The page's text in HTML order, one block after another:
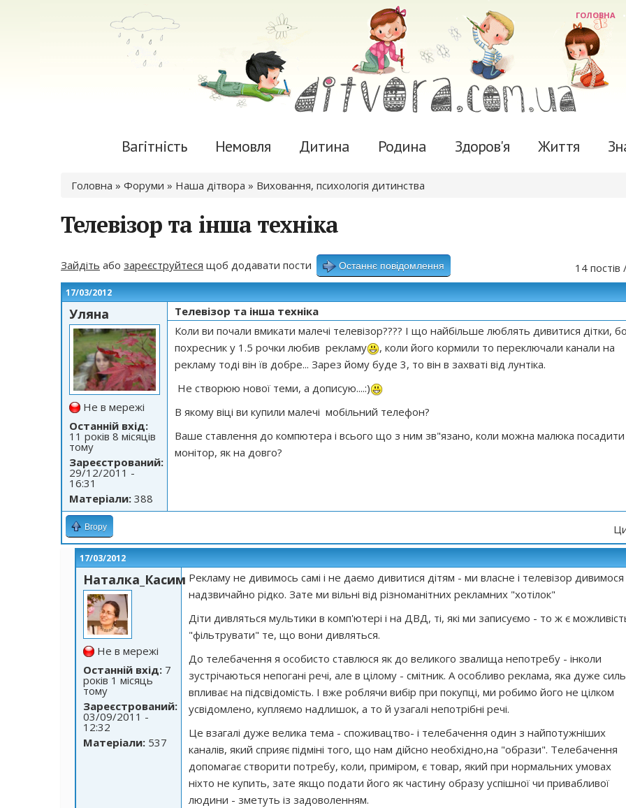
ГОЛОВНА
Вагітність Немовля Дитина Родина Здоров'я Життя
Ви є тут
Головна » Форуми » Наша дітвора » Виховання, психологія дитинства
Телевізор та інша техніка
14
Зайдіть або зареєструйтеся щоб додавати пости Останнє повідомлення
17/03/2012
Уляна
Не в мережі
Останній вхід:
11 років 8 місяців
тому
Зареєстрований:
29/12/2011 -
16:31
Матеріали: 388
Телевізор та інша техніка
Коли ви почали вмикати малечі телевізор???? І що найбільше люблять дивитися дітки,
похресник у 1.5 рочки любив рекламу
, коли його кормили то переключали канали на
рекламу тоді він їв добре... Зарез йому буде 3, то він в захваті від лунтіка.
Не створюю нової теми, а дописую....:)
В якому віці ви купили малечі мобільний телефон?
Ваше ставлення до компютера і всього що з ним зв"язано, коли можна малюка посадити
монітор, як на довго?
Вгору
17/03/2012
Наталка_Касим
Не в мережі
Останній вхід: 7
років 1 місяць
тому
Зареєстрований:
03/09/2011 -
12:32
Матеріали: 537
Рекламу не дивимось самі і не даємо дивитися дітям - ми власне і телевізор дивимося
надзвичайно рідко. Зате ми вільні від різноманітних рекламних "хотілок"
Діти дивляться мультики в комп'ютері і на ДВД, ті, які ми записуємо - то ж є
"фільтрувати" те, що вони дивляться.
До телебачення я особисто ставлюся як до великого звалища непотребу - інколи
зустрічаються непогані речі, але в цілому - смітник. А особливо реклама, яка дуже
впливає на підсвідомість. І вже роблячи вибір при покупці, ми робимо його не цілком
усвідомлено, купляємо надлишок, а то й узагалі непотрібні речі.
Це взагалі дуже велика тема - споживацтво- і телебачення один з найпотужніших
каналів, який сприяє підміні того, що нам дійсно необхідно,на "образи". Телебачення
допомагає створити потребу, коли, приміром, є товар, який при нормальних умовах
ніхто не купить, зате якщо подати його як частину образу успішної чи привабливої
людини - зметуть із задоволенням.